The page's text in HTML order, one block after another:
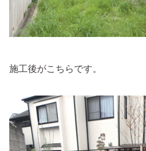
施工後がこちらです。